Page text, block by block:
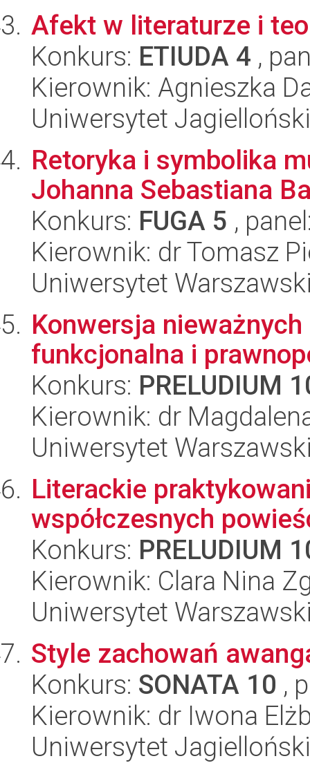
Afekt w literaturze i
Konkurs: ETIUDA 4 ,
Kierownik: Agnieszka
Uniwersytet
Retoryka i symbolika
Johanna Sebastiana
Konkurs: FUGA 5 ,
Kierownik: dr Tomasz
Uniwersytet
Konwersja
funkcjonalna i
Konkurs: PRELUDIUM
Kierownik: dr
Uniwersytet
Literackie
współczesnych
Konkurs: PRELUDIUM
Kierownik: Clara Nina
Uniwersytet
Style zachowań
Konkurs: SONATA 10 ,
Kierownik: dr Iwona
Uniwersytet